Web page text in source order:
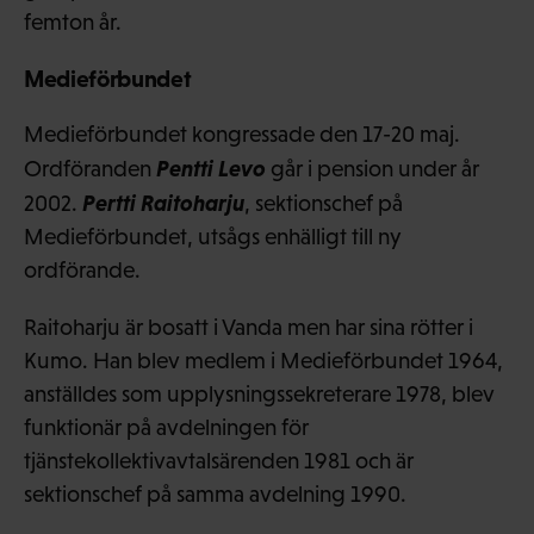
femton år.
Medieförbundet
Medieförbundet kongressade den 17-20 maj.
Ordföranden Pentti Levo går i pension under år
2002. Pertti Raitoharju, sektionschef på
Medieförbundet, utsågs enhälligt till ny
ordförande.
Raitoharju är bosatt i Vanda men har sina rötter i
Kumo. Han blev medlem i Medieförbundet 1964,
anställdes som upplysningssekreterare 1978, blev
funktionär på avdelningen för
tjänstekollektivavtalsärenden 1981 och är
sektionschef på samma avdelning 1990.